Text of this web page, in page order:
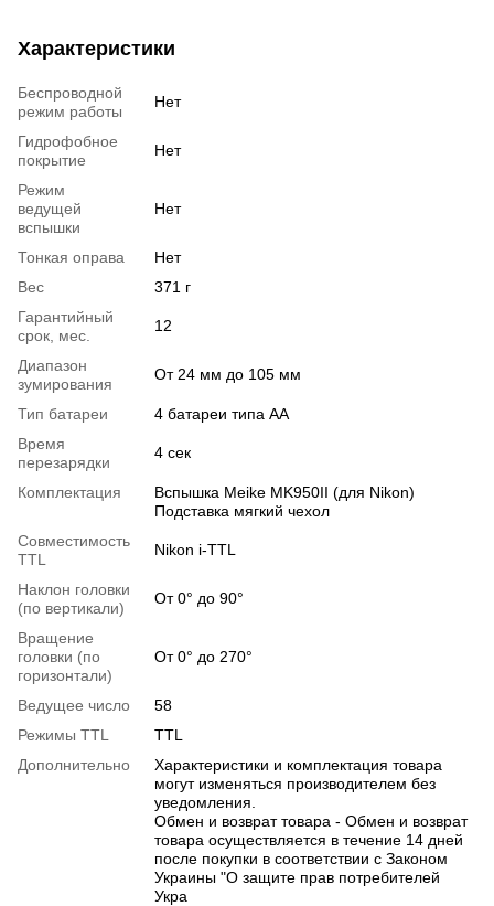
Характеристики
Беспроводной
режим работы
Нет
Гидрофобное
покрытие
Нет
Режим
ведущей
вспышки
Нет
Тонкая оправа
Нет
Вес
371 г
Гарантийный
срок, мес.
12
Диапазон
зумирования
От 24 мм до 105 мм
Тип батареи
4 батареи типа АА
Время
перезарядки
4 сек
Комплектация
Вспышка Meike MK950II (для Nikon)
Подставка мягкий чехол
Совместимость
TTL
Nikon i-TTL
Наклон головки
(по вертикали)
От 0° до 90°
Вращение
головки (по
горизонтали)
От 0° до 270°
Ведущее число
58
Режимы TTL
TTL
Дополнительно
Характеристики и комплектация товара
могут изменяться производителем без
уведомления.
Обмен и возврат товара - Обмен и возврат
товара осуществляется в течение 14 дней
после покупки в соответствии с Законом
Украины "О защите прав потребителей
Укра